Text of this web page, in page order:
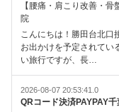
【腰痛・肩こり改善・
院
こんにちは！勝田台北口
お出かけを予定されてい
い旅行ですが、長…
2026-08-07 20:53:41.0
QRコード決済PAYPAY